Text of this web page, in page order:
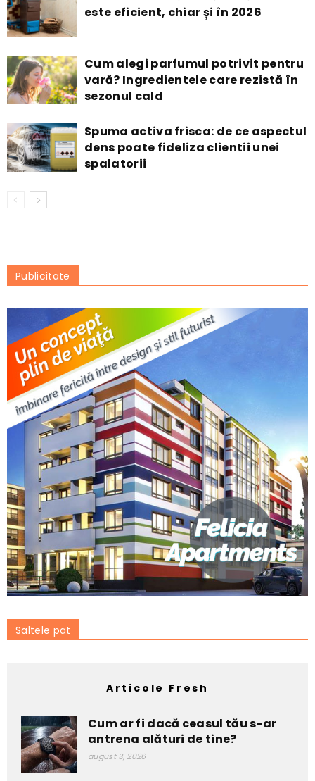
este eficient, chiar și în 2026
Cum alegi parfumul potrivit pentru
vară? Ingredientele care rezistă în
sezonul cald
Spuma activa frisca: de ce aspectul
dens poate fideliza clientii unei
spalatorii
Publicitate
Saltele pat
Articole Fresh
Cum ar fi dacă ceasul tău s-ar
antrena alături de tine?
august 3, 2026